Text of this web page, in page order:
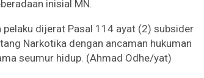
inisial MN.
dijerat Pasal 114 ayat (2) subsider
Narkotika dengan ancaman hukuman
seumur hidup. (Ahmad Odhe/yat)